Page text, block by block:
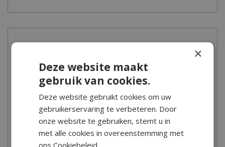
Laat je betoveren in de wereld van kerstdorpen en kerstfiguren!
Bij Tuincentrum de Boet vind je de mooiste kersthuisjes, figuren,
dieren en accessoires.
Heb je advies of inspiratie nodig bij het opbouwen van je eigen
kerstdorp? Kom dan in het najaar vooral langs bij onze
indrukwekkende Kerstshow. Onze kerstdorpbouwers geven
×
Deze website maakt
gebruik van cookies.
Deze website gebruikt cookies om uw
gebruikerservaring te verbeteren. Door
onze website te gebruiken, stemt u in
met alle cookies in overeenstemming met
ons Cookiebeleid.